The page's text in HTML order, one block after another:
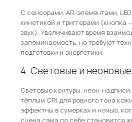
С сенсорами, AR-элементами,
кинетикой и триггерами (кнопка
звук). Увеличивают время
запоминаемость, но требуют
подготовки и энергетики.
4. Световые и неоновые
Световые контуры, неон-
тёплым CRI для ровного тона
эффектны в сумерках и ночью,
сцена сама по себе становится